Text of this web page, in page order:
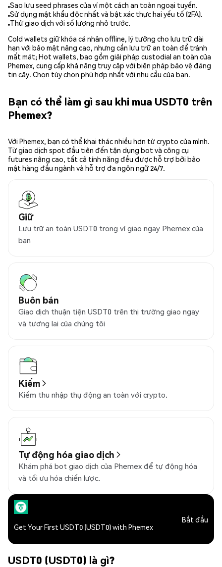
Sao lưu seed phrases của ví một cách an toàn ngoại tuyến.
Sử dụng mật khẩu độc nhất và bật xác thực hai yếu tố (2FA).
Thử giao dịch với số lượng nhỏ trước.
Cold wallets giữ khóa cá nhân offline, lý tưởng cho lưu trữ dài
hạn với bảo mật nâng cao, nhưng cần lưu trữ an toàn để tránh
mất mát; Hot wallets, bao gồm giải pháp custodial an toàn của
Phemex, cung cấp khả năng truy cập với biện pháp bảo vệ đáng
tin cậy. Chọn tùy chọn phù hợp nhất với nhu cầu của bạn.
Bạn có thể làm gì sau khi mua USDT0 trên
Phemex?
Với Phemex, bạn có thể khai thác nhiều hơn từ crypto của mình.
Từ giao dịch spot đầu tiên đến tận dụng bot và công cụ
futures nâng cao, tất cả tính năng đều được hỗ trợ bởi bảo
mật hàng đầu ngành và hỗ trợ đa ngôn ngữ 24/7.
Giữ
Lưu trữ an toàn USDT0 trong ví giao ngay Phemex của
bạn
Buôn bán
Giao dịch thuận tiện USDT0 trên thị trường giao ngay
và tương lai của chúng tôi
Kiếm
Kiếm thu nhập thụ động an toàn với crypto.
Tự động hóa giao dịch
Khám phá bot giao dịch của Phemex để tự động hóa
và tối ưu hóa chiến lược.
Get Your First USDT0 (USDT0) with Phemex
Bắt đầu
USDT0 (USDT0) là gì?